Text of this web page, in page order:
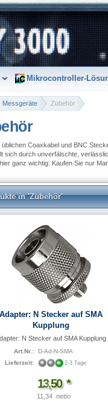
Mikrocontroller-
Messgeräte Zubehör
üblichen Coaxkabel und BNC
sich durch unverfälschte,
ganz wichtig: Kaufen Sie nur
in 'Zubehör'
Adapter: N Stecker auf SMA
Kupplung
N Stecker auf SMA Kupplung
Art.Nr.:
D-Ad-N-SMA
Lieferzeit:
2-3 Tage
13,50 *
11,34  netto